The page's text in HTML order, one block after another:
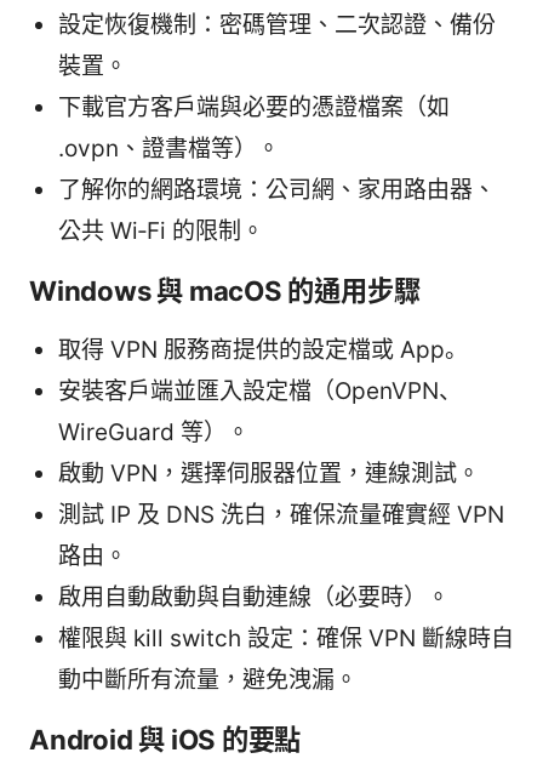
設定恢復機制：密碼管理、二次認證、備份
裝置。
下載官方客戶端與必要的憑證檔案（如
.ovpn、證書檔等）。
了解你的網路環境：公司網、家用路由器、
公共 Wi‑Fi 的限制。
Windows 與 macOS 的通用步驟
取得 VPN 服務商提供的設定檔或 App。
安裝客戶端並匯入設定檔（OpenVPN、
WireGuard 等）。
啟動 VPN，選擇伺服器位置，連線測試。
測試 IP 及 DNS 洗白，確保流量確實經 VPN
路由。
啟用自動啟動與自動連線（必要時）。
權限與 kill switch 設定：確保 VPN 斷線時自
動中斷所有流量，避免洩漏。
Android 與 iOS 的要點